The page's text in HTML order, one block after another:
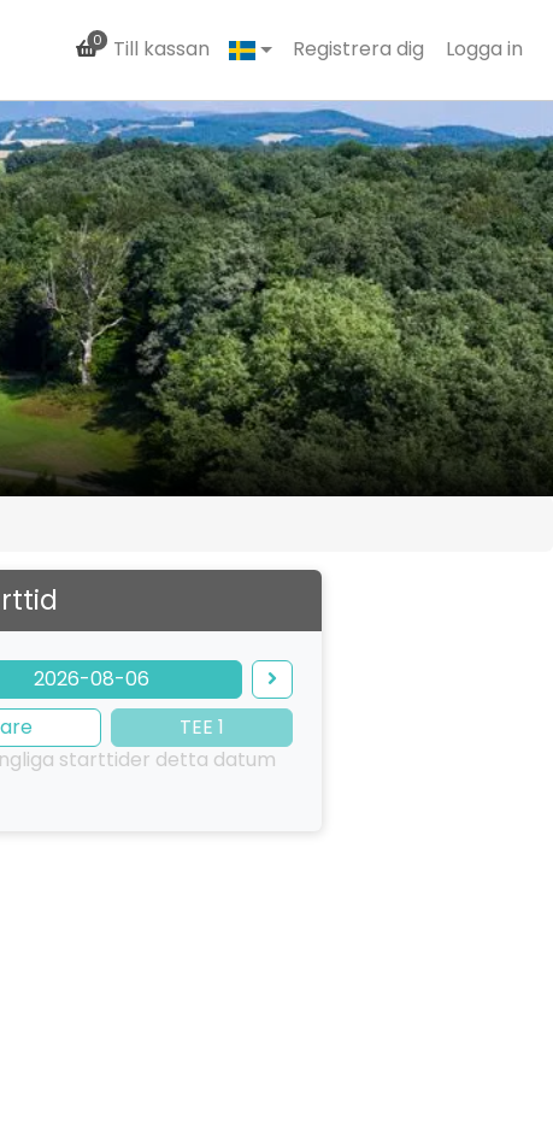
0 Till kassan Registrera dig Logga in
2026-08-06
TEE 1
starttider detta datum